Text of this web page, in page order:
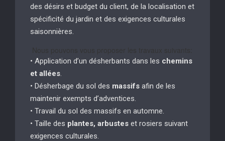
des désirs et budget du client, de la localisation et
spécificité du jardin et des exigences culturales
saisonnières.
• Application d’un désherbants dans les chemins
et allées
• Désherbage du sol des massifs afin de les
maintenir exempts d’adventices.
• Travail du sol des massifs en automne.
• Taille des plantes, arbustes et rosiers suivant
exigences culturales.